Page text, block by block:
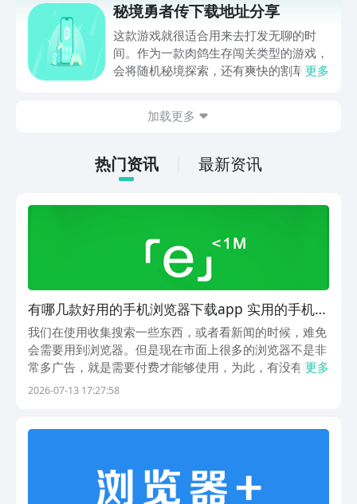
app进行下载会更加方便，九游是手游福
利最多的游戏平台，在这里不仅能够看到
游戏资源，还能及时查看后续的消息、活
动内容等相关信息。
秘境勇者传下载地址分享
这款游戏就很适合用来去打发无聊的时
间。作为一款肉鸽生存闯关类型的游戏，
会将随机秘境探索，还有爽快的割草闯关
接就可以下载。游戏的上手门槛还是比较
打发无聊的时间，可玩性真的比较高。
更多
加载更多
热门资讯 最新资讯
有哪几款好用的手机浏览器下载app 实用的手机浏
览器下载app分享
我们在使用收集搜索一些东西，或者看新闻的时候，难免
会需要用到浏览器。但是现在市面上很多的浏览器不是非
常多广告，就是需要付费才能够使用，为此，有没有哪些
免费同时又实用的手机浏览器下载app呢？这时候我们可
更多
2026-07-13 17:27:58